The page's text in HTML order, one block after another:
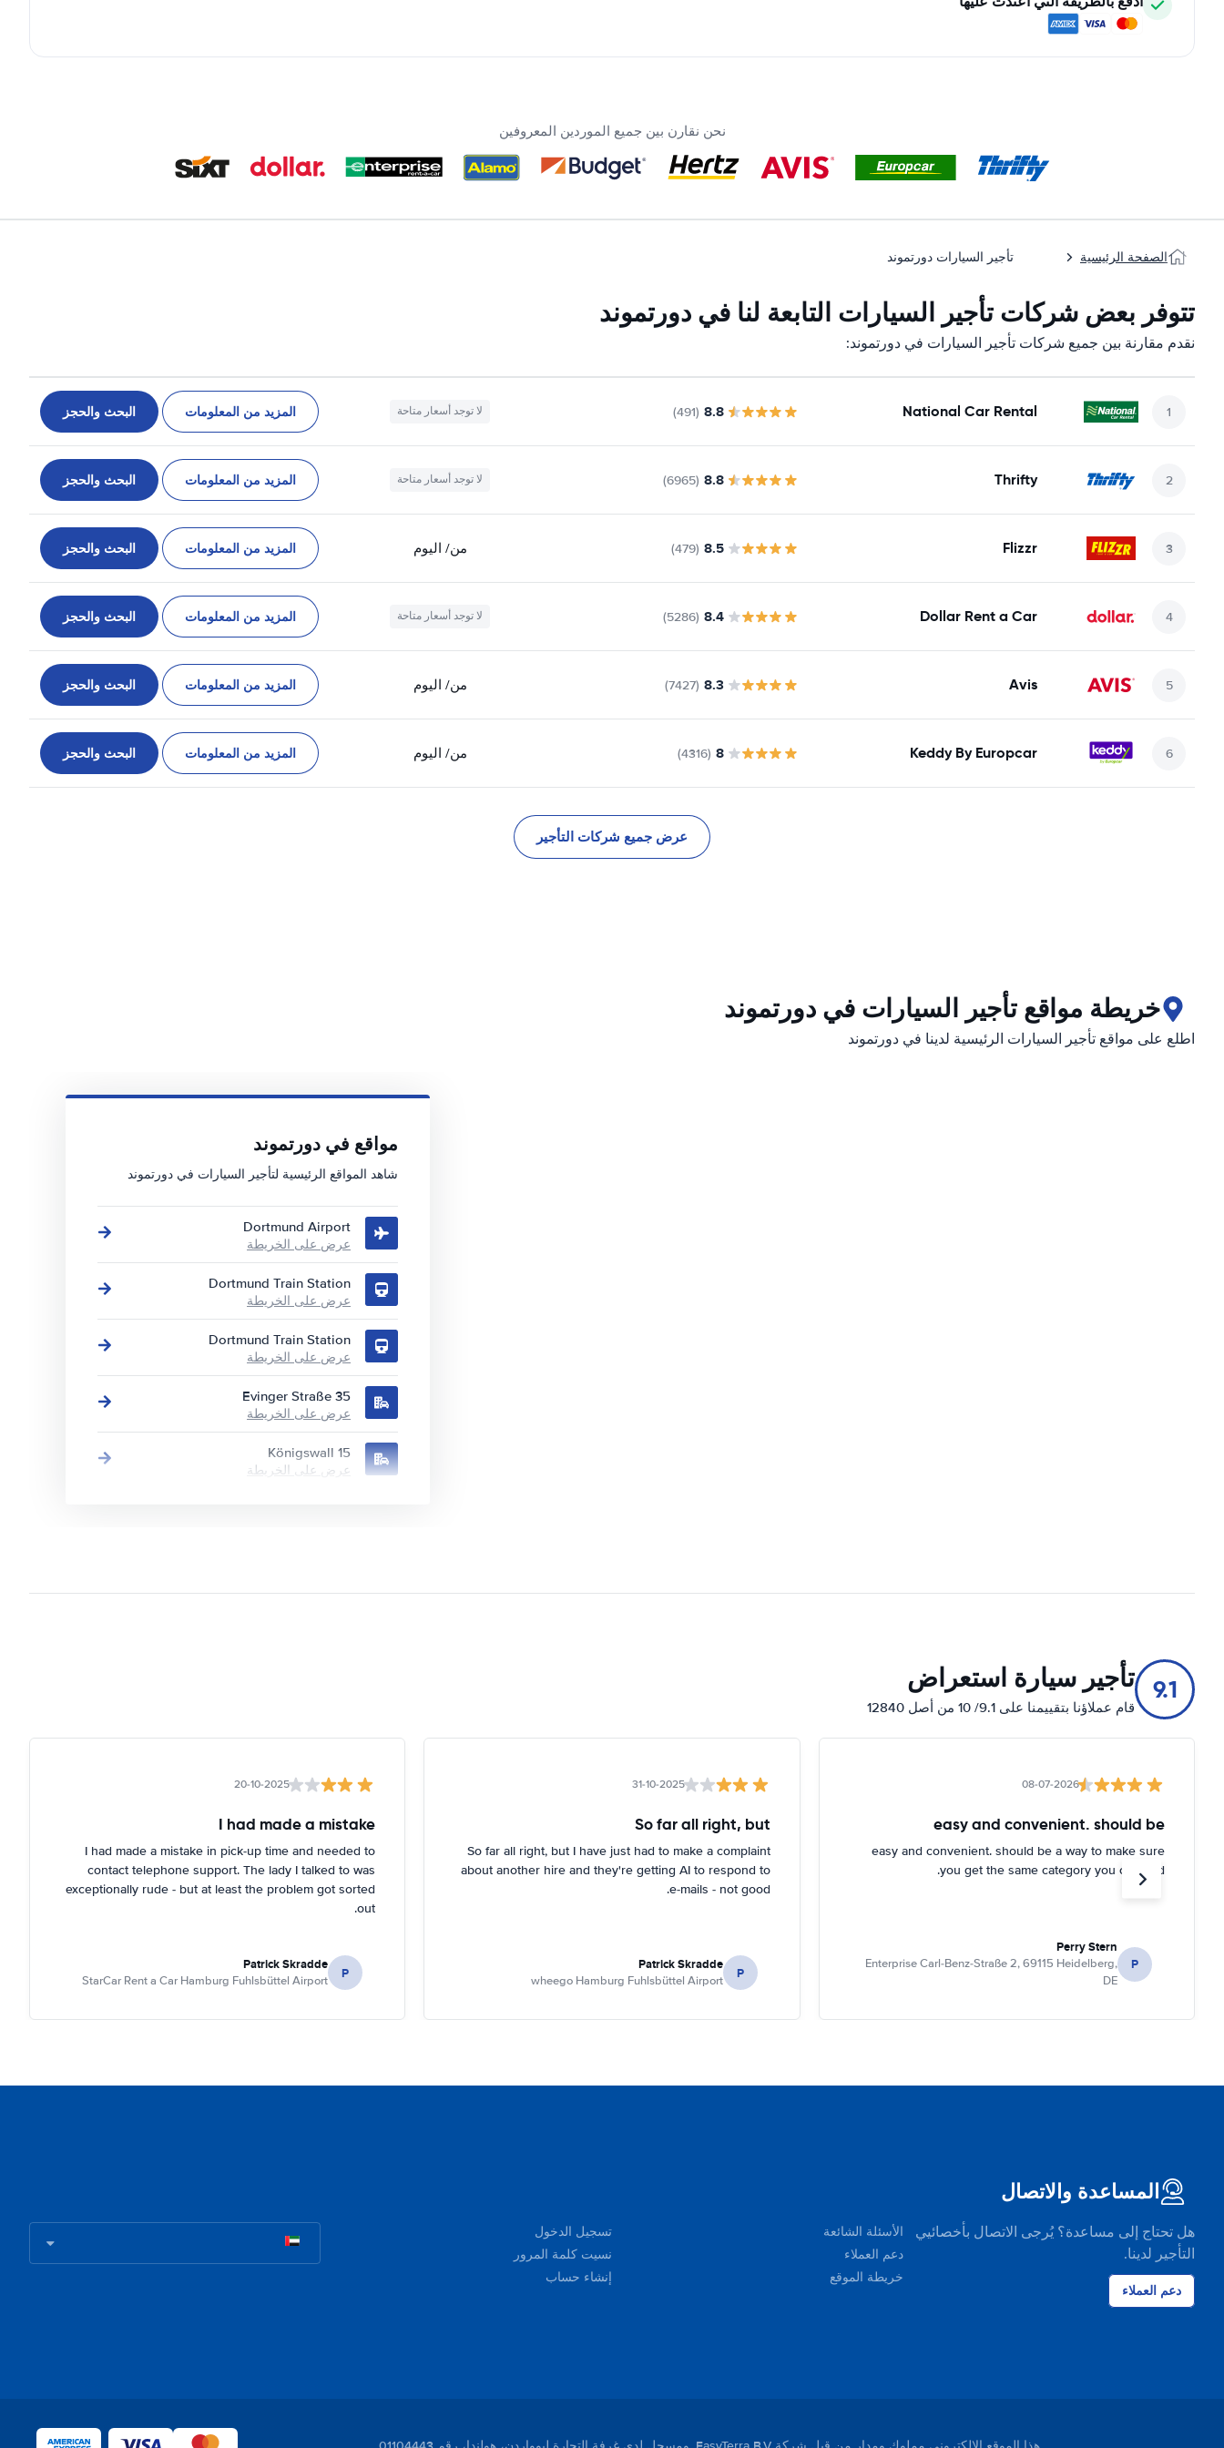
نحن نقارن بين جميع الموردين المعروفين
الصفحة الرئيسية تأجير السيارات دورتموند
تتوفر بعض شركات تأجير السيارات التابعة لنا في دورتموند
نقدم مقارنة بين جميع شركات تأجير السيارات في دورتموند:
National Car Rental
8.8
(491) لا توجد أسعار متاحة المزيد من المعلومات البحث والحجز
Thrifty
8.8
(6965) لا توجد أسعار متاحة المزيد من المعلومات البحث والحجز
Flizzr
8.5
(479) من/ اليوم المزيد من المعلومات البحث والحجز
Dollar Rent a Car
8.4
(5286) لا توجد أسعار متاحة المزيد من المعلومات البحث والحجز
Avis
8.3
(7427) من/ اليوم المزيد من المعلومات البحث والحجز
Keddy By Europcar
8
(4316) من/ اليوم المزيد من المعلومات البحث والحجز
عرض جميع شركات التأجير
خريطة مواقع تأجير السيارات في دورتموند
اطلع على مواقع تأجير السيارات الرئيسية لدينا في دورتموند
مواقع في دورتموند
شاهد المواقع الرئيسية لتأجير السيارات في دورتموند
Dortmund Airport
عرض على الخريطة
Dortmund Train Station
عرض على الخريطة
Dortmund Train Station
عرض على الخريطة
Evinger Straße 35
عرض على الخريطة
Königswall 15
عرض على الخريطة
9.1 تأجير سيارة استعراض
قام عملاؤنا بتقييمنا على 9.1/ 10 من أصل 12840
08-07-2026
easy and convenient. should be
easy and convenient. should be a way to make sure
you get the same category you ordered.
P
Perry Stern
Enterprise Carl-Benz-Straße 2, 69115 Heidelberg,
DE
31-10-2025
So far all right, but
So far all right, but I have just had to make a complaint
about another hire and they're getting AI to respond to
e-mails - not good.
P
Patrick Skradde
wheego Hamburg Fuhlsbüttel Airport
20-10-2025
I had made a mistake
I had made a mistake in pick-up time and needed to
contact telephone support. The lady I talked to was
exceptionally rude - but at least the problem got sorted
out.
P
Patrick Skradde
StarCar Rent a Car Hamburg Fuhlsbüttel Airport
المساعدة والاتصال
هل تحتاج إلى مساعدة؟ يُرجى الاتصال بأخصائيي
التأجير لدينا.
دعم العملاء
الأسئلة الشائعة
دعم العملاء
خريطة الموقع
تسجيل الدخول
نسيت كلمة المرور
إنشاء حساب